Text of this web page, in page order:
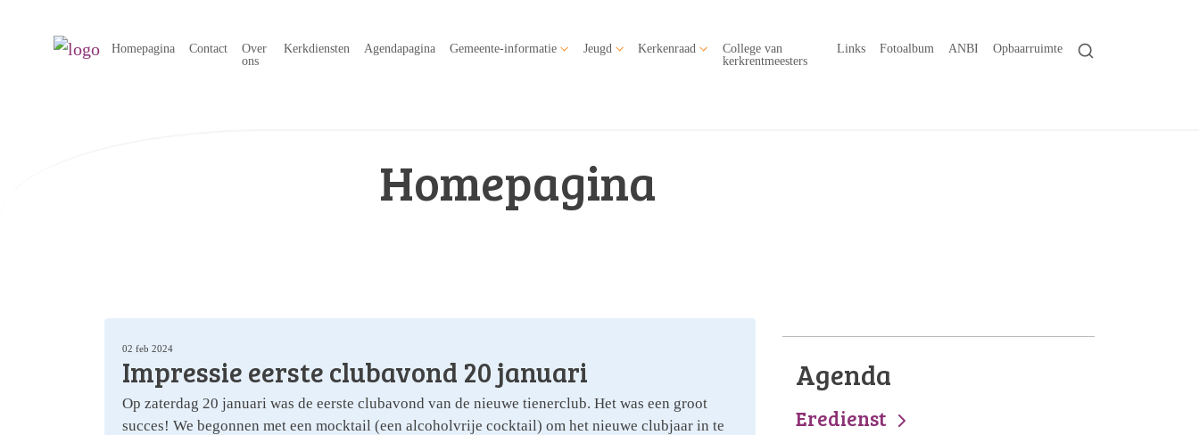
Homepagina Contact
Over
ons
Kerkdiensten Agendapagina Gemeente-informatie Jeugd Kerkenraad
College van
kerkrentmeesters
Links Fotoalbum ANBI Opbaarruimte
Homepagina
02 feb 2024
Impressie eerste clubavond 20 januari
Op zaterdag 20 januari was de eerste clubavond van de nieuwe tienerclub. Het was een groot
succes! We begonnen met een mocktail (een alcoholvrije cocktail) om het nieuwe clubjaar in te
Agenda
Eredienst